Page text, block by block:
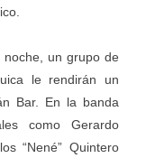
un grupo de
le rendirán un
Bar. En la banda
como Gerardo
“Nené” Quintero